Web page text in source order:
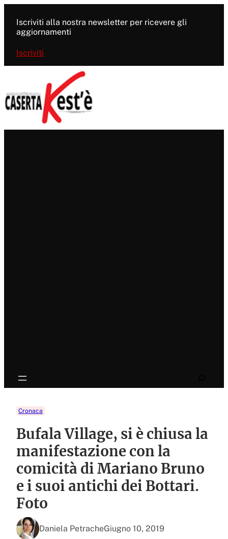
contenuto
Iscriviti alla nostra newsletter per ricevere gli
aggiornamenti
Iscriviti
Cronaca
Bufala Village, si è chiusa la
manifestazione con la
comicità di Mariano Bruno
e i suoi antichi dei Bottari.
Foto
Daniela PetracheGiugno 10, 2019